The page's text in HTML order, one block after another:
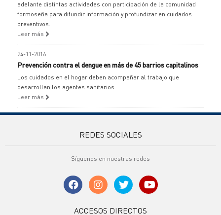
adelante distintas actividades con participación de la comunidad
formoseña para difundir información y profundizar en cuidados
preventivos.
Leer más
24-11-2016
Prevención contra el dengue en más de 45 barrios capitalinos
Los cuidados en el hogar deben acompañar al trabajo que
desarrollan los agentes sanitarios
Leer más
REDES SOCIALES
Síguenos en nuestras redes
ACCESOS DIRECTOS